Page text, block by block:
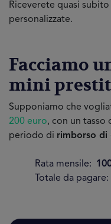
Riceverete quasi
personalizzate.
Facciamo
mini
Supponiamo che
200 euro, con un tasso
periodo di rimborso di
Rata mensile:
Totale da pagare: